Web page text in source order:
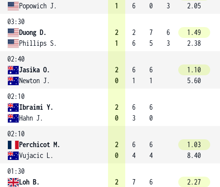
Popowich J.
1
6
0
3
2.05
03:30
Duong D.
Phillips S.
2
1
2
6
7
5
6
3
1.49
2.38
02:40
Jasika O.
Newton J.
2
0
6
1
6
1
1.10
5.60
02:10
Ibraimi Y.
Hahn J.
2
0
6
3
6
0
02:10
Perchicot M.
Vujacic L.
2
0
6
4
6
4
1.03
8.40
01:30
Loh B.
2
7
6
2.27